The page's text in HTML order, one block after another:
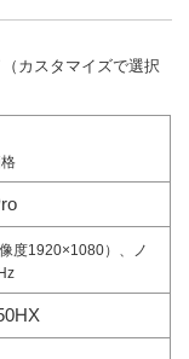
（カスタマイズで選択
度1920×1080）、ノ